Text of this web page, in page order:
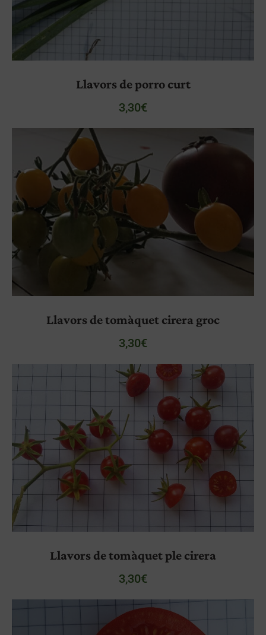
Llavors de porro curt
3,30€
Llavors de tomàquet cirera groc
3,30€
Llavors de tomàquet ple cirera
3,30€